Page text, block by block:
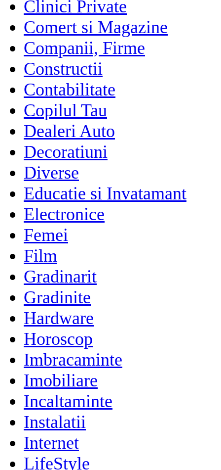
Clinici Private
Comert si Magazine
Companii, Firme
Constructii
Contabilitate
Copilul Tau
Dealeri Auto
Decoratiuni
Diverse
Educatie si Invatamant
Electronice
Femei
Film
Gradinarit
Gradinite
Hardware
Horoscop
Imbracaminte
Imobiliare
Incaltaminte
Instalatii
Internet
LifeStyle